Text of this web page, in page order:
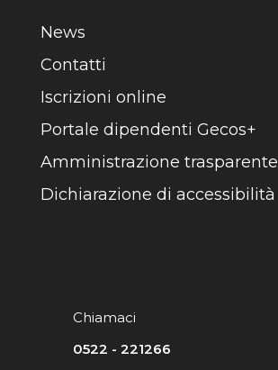
News
Contatti
Iscrizioni online
Portale dipendenti Gecos+
Amministrazione trasparente
Dichiarazione di accessibilità
Chiamaci
0522 - 221266